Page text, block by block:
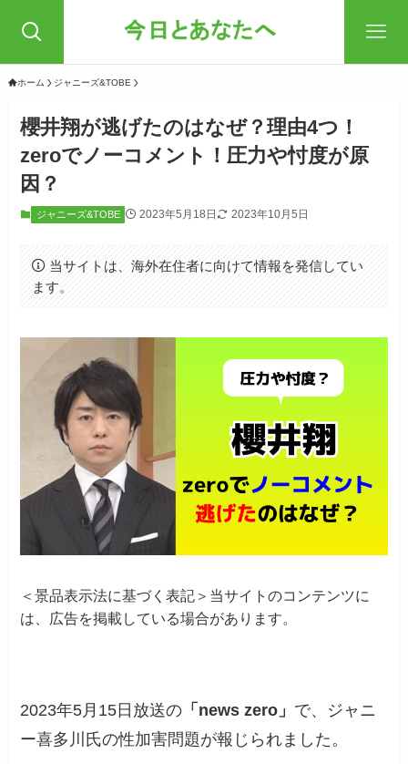
ホーム ジャニーズ&TOBE
櫻井翔が逃げたのはなぜ？理由4つ！
zeroでノーコメント！圧力や忖度が原
因？
ジャニーズ&TOBE 2023年5月18日 2023年10月5日
当サイトは、海外在住者に向けて情報を発信してい
ます。
＜景品表示法に基づく表記＞当サイトのコンテンツに
は、広告を掲載している場合があります。
2023年5月15日放送の 「news zero」 で、ジャニ
ー喜多川氏の性加害問題が報じられました。